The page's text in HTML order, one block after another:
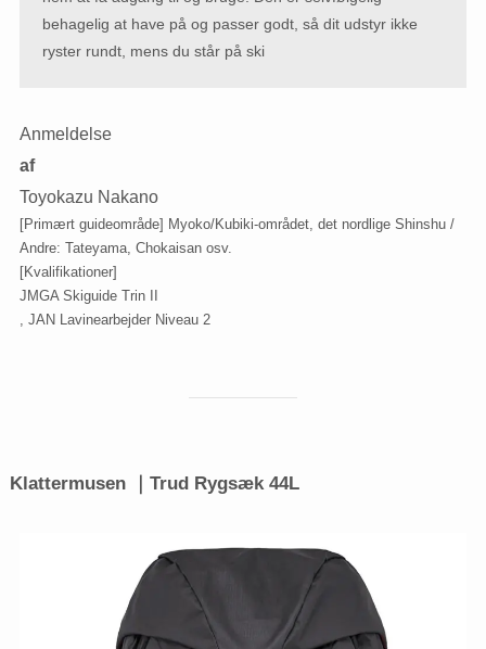
behagelig at have på og passer godt, så dit udstyr ikke
ryster rundt, mens du står på ski
Anmeldelse
af
Toyokazu Nakano
[Primært guideområde] Myoko/Kubiki-området, det nordlige Shinshu /
Andre: Tateyama, Chokaisan osv.
[Kvalifikationer]
JMGA Skiguide Trin II
, JAN Lavinearbejder Niveau 2
Klattermusen ｜Trud Rygsæk 44L